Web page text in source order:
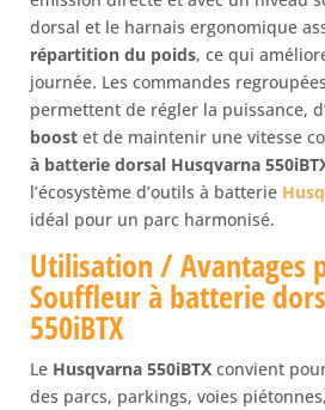
dorsal et le harnais ergonomique
répartition du poids, ce qui
journée. Les commandes
permettent de régler la puissance,
boost et de maintenir une vitesse
à batterie dorsal Husqvarna
l’écosystème d’outils à batterie
idéal pour un parc harmonisé.
Utilisation / Avantages
Souffleur à batterie
550iBTX
Le Husqvarna 550iBTX convient
des parcs, parkings, voies